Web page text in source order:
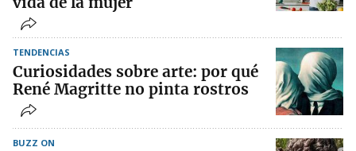
TENDENCIAS
Curiosidades sobre arte: por qué
René Magritte no pinta rostros
BUZZ ON